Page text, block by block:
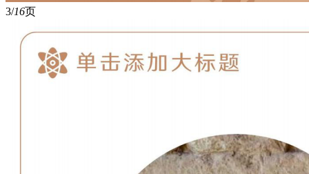
3/16页